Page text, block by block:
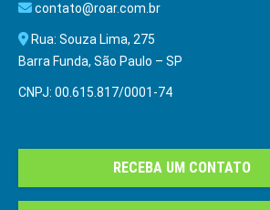
contato@roar.com.br
Rua: Souza Lima, 275
Barra Funda, São Paulo – SP
CNPJ: 00.615.817/0001-74
RECEBA UM CONTATO